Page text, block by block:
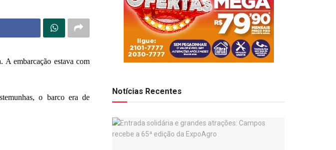
A embarcação estava com
o barco era de
Notícias Recentes